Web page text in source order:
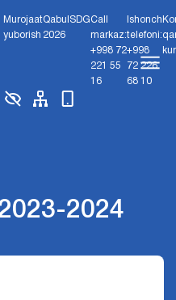
Murojaat
yuborish
Qabul
2026
SDGCall
markaz:
+998 72
221 55
16
Ishonch
telefoni:
+998
72 226
68 10
2024